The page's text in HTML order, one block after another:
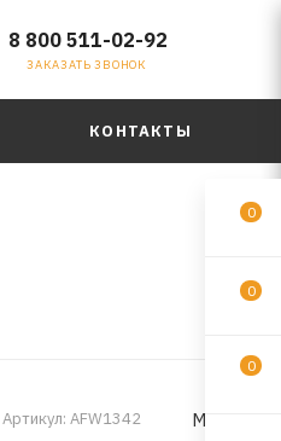
8 800 511-02-92
ЗАКАЗАТЬ ЗВОНОК
КОНТАКТЫ
Артикул: AFW1342 MILES
0
0
0